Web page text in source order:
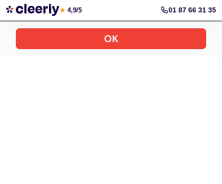
Votre simulation gratuite et personnalisée
★ 4,9/5 01 87 66 31 35